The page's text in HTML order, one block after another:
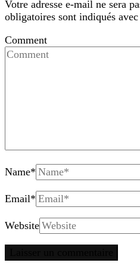
Votre adresse e-mail ne sera
obligatoires sont indiqués avec
Comment
Name*
Email*
Website